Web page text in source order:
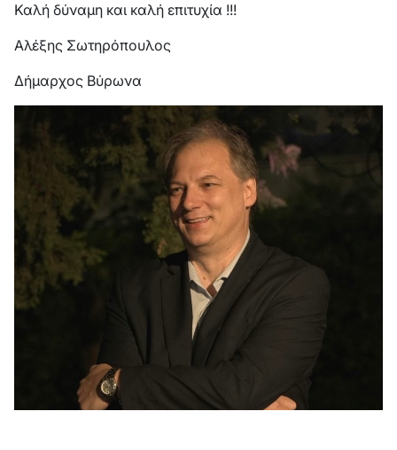
Καλή δύναμη και καλή επιτυχία !!!
Αλέξης Σωτηρόπουλος
Δήμαρχος Βύρωνα